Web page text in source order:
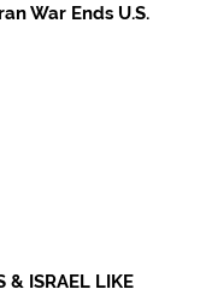
War Ends U.S.
& ISRAEL LIKE